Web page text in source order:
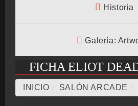
GALERÍAS
Historia
Galería:
FICHA ELIOT
INICIO SALÓN ARCADE